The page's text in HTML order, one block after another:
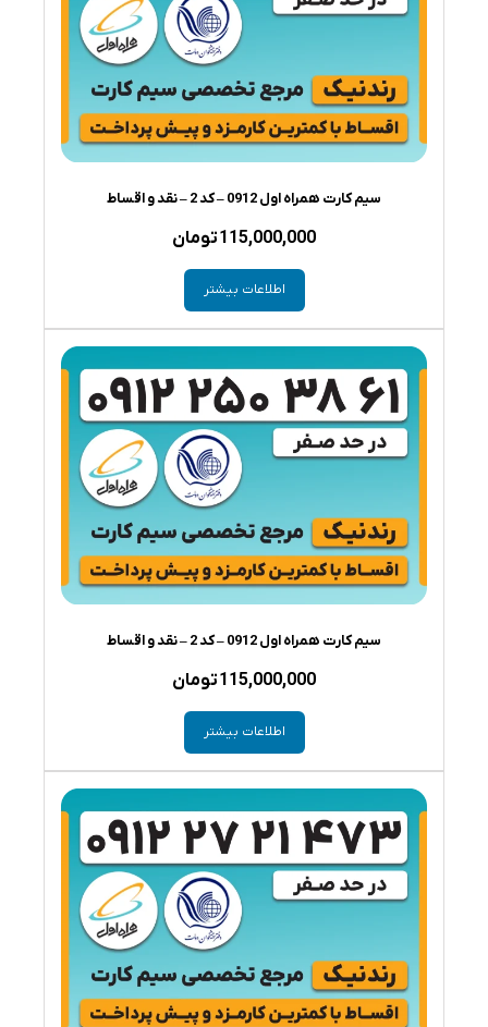
سیم کارت همراه اول 0912 – کد 2 – نقد و اقساط
115,000,000تومان
اطلاعات بیشتر
سیم کارت همراه اول 0912 – کد 2 – نقد و اقساط
115,000,000تومان
اطلاعات بیشتر